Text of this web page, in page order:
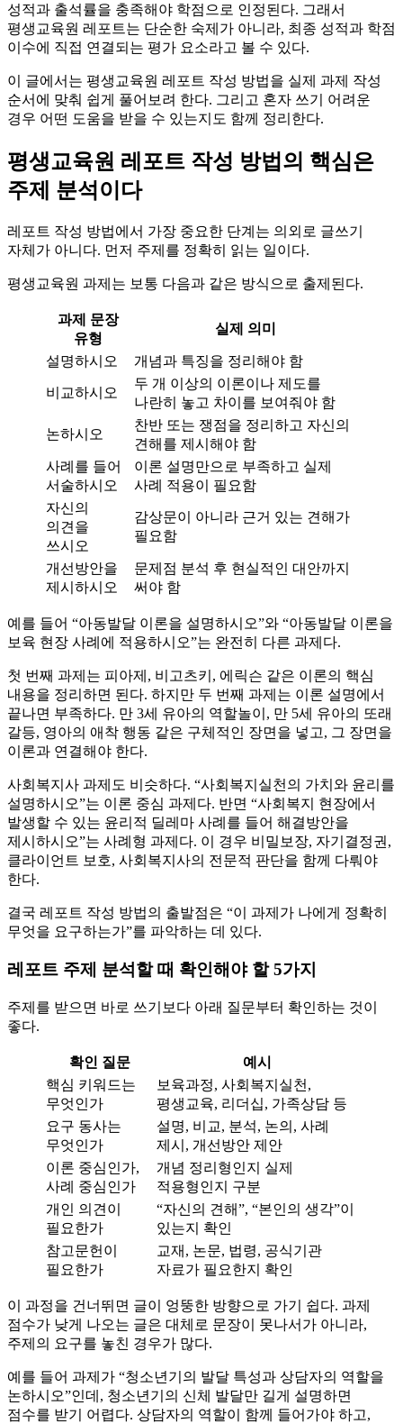
성적과 출석률을 충족해야 학점으로 인정된다. 그래서
평생교육원 레포트는 단순한 숙제가 아니라, 최종 성적과 학점
이수에 직접 연결되는 평가 요소라고 볼 수 있다.
이 글에서는 평생교육원 레포트 작성 방법을 실제 과제 작성
순서에 맞춰 쉽게 풀어보려 한다. 그리고 혼자 쓰기 어려운
경우 어떤 도움을 받을 수 있는지도 함께 정리한다.
평생교육원 레포트 작성 방법의 핵심은
주제 분석이다
레포트 작성 방법에서 가장 중요한 단계는 의외로 글쓰기
자체가 아니다. 먼저 주제를 정확히 읽는 일이다.
평생교육원 과제는 보통 다음과 같은 방식으로 출제된다.
과제 문장
유형
실제 의미
설명하시오 개념과 특징을 정리해야 함
비교하시오
두 개 이상의 이론이나 제도를
나란히 놓고 차이를 보여줘야 함
논하시오
찬반 또는 쟁점을 정리하고 자신의
견해를 제시해야 함
사례를 들어
서술하시오
이론 설명만으로 부족하고 실제
사례 적용이 필요함
자신의
의견을
쓰시오
감상문이 아니라 근거 있는 견해가
필요함
개선방안을
제시하시오
문제점 분석 후 현실적인 대안까지
써야 함
예를 들어 “아동발달 이론을 설명하시오”와 “아동발달 이론을
보육 현장 사례에 적용하시오”는 완전히 다른 과제다.
첫 번째 과제는 피아제, 비고츠키, 에릭슨 같은 이론의 핵심
내용을 정리하면 된다. 하지만 두 번째 과제는 이론 설명에서
끝나면 부족하다. 만 3세 유아의 역할놀이, 만 5세 유아의 또래
갈등, 영아의 애착 행동 같은 구체적인 장면을 넣고, 그 장면을
이론과 연결해야 한다.
사회복지사 과제도 비슷하다. “사회복지실천의 가치와 윤리를
설명하시오”는 이론 중심 과제다. 반면 “사회복지 현장에서
발생할 수 있는 윤리적 딜레마 사례를 들어 해결방안을
제시하시오”는 사례형 과제다. 이 경우 비밀보장, 자기결정권,
클라이언트 보호, 사회복지사의 전문적 판단을 함께 다뤄야
한다.
결국 레포트 작성 방법의 출발점은 “이 과제가 나에게 정확히
무엇을 요구하는가”를 파악하는 데 있다.
레포트 주제 분석할 때 확인해야 할 5가지
주제를 받으면 바로 쓰기보다 아래 질문부터 확인하는 것이
좋다.
확인 질문
예시
핵심 키워드는
무엇인가
보육과정, 사회복지실천,
평생교육, 리더십, 가족상담 등
요구 동사는
무엇인가
설명, 비교, 분석, 논의, 사례
제시, 개선방안 제안
이론 중심인가,
사례 중심인가
개념 정리형인지 실제
적용형인지 구분
개인 의견이
필요한가
“자신의 견해”, “본인의 생각”이
있는지 확인
참고문헌이
필요한가
교재, 논문, 법령, 공식기관
자료가 필요한지 확인
이 과정을 건너뛰면 글이 엉뚱한 방향으로 가기 쉽다. 과제
점수가 낮게 나오는 글은 대체로 문장이 못나서가 아니라,
주제의 요구를 놓친 경우가 많다.
예를 들어 과제가 “청소년기의 발달 특성과 상담자의 역할을
논하시오”인데, 청소년기의 신체 발달만 길게 설명하면
점수를 받기 어렵다. 상담자의 역할이 함께 들어가야 하고,